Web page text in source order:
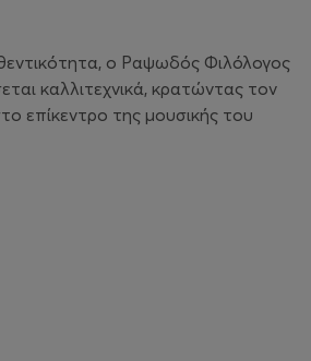
ο Ραψωδός Φιλόλογος
καλλιτεχνικά, κρατώντας τον
επίκεντρο της μουσικής του